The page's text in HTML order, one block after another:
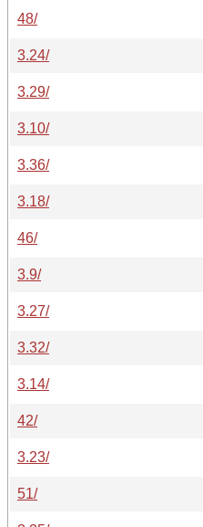
48/
3.24/
3.29/
3.10/
3.36/
3.18/
46/
3.9/
3.27/
3.32/
3.14/
42/
3.23/
51/